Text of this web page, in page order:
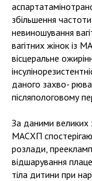
збільшення
невиношування
вагітних жінок із
вісцеральне
даного захво-
післяпологовому
За даними великих
МАСХП
розлади,
відшарування
тіла дитини при